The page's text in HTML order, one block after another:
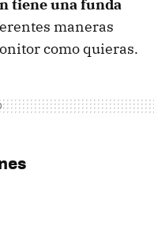
tiene una funda
maneras
como quieras.